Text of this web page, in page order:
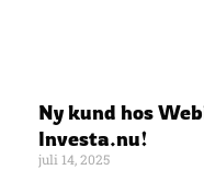
Ny kund hos
Investa.nu!
juli 14, 2025